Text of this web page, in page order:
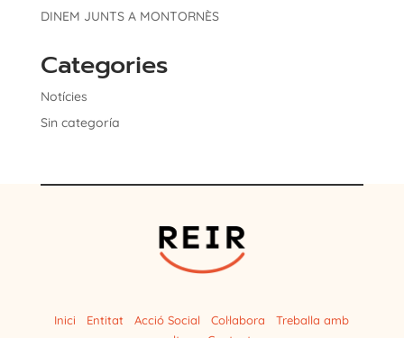
DINEM JUNTS A MONTORNÈS
Categories
Notícies
Sin categoría
Inici Entitat Acció Social Col·labora
Treballa amb